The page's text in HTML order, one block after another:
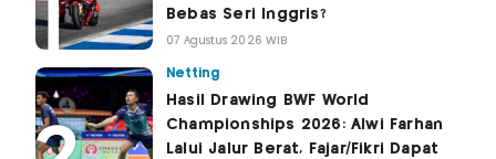
Bebas Seri Inggris?
07 Agustus 2026 WIB
Netting
Hasil Drawing BWF World
Championships 2026: Alwi Farhan
Lalui Jalur Berat, Fajar/Fikri Dapat